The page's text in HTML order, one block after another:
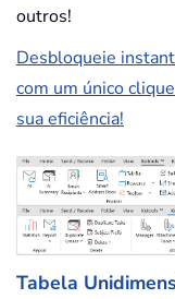
outros!
Desbloqueie
com um único
sua eficiência!
Tabela